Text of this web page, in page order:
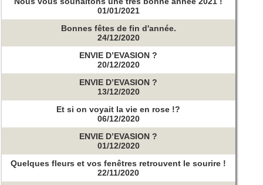
01/01/2021
Bonnes fêtes de fin d'année.
24/12/2020
ENVIE D’EVASION ?
20/12/2020
ENVIE D’EVASION ?
13/12/2020
Et si on voyait la vie en rose !?
06/12/2020
ENVIE D’EVASION ?
01/12/2020
Quelques fleurs et vos fenêtres retrouvent le sourire !
22/11/2020